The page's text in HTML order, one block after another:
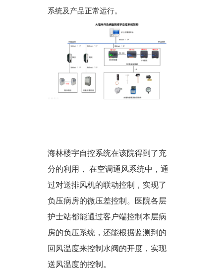
系统及产品正常运行。
海林楼宇自控系统在该院得到了充
分的利用， 在空调通风系统中，通
过对送排风机的联动控制，实现了
负压病房的微压差控制。医院各层
护士站都能通过客户端控制本层病
房的负压系统，还能根据监测到的
回风温度来控制水阀的开度，实现
送风温度的控制。